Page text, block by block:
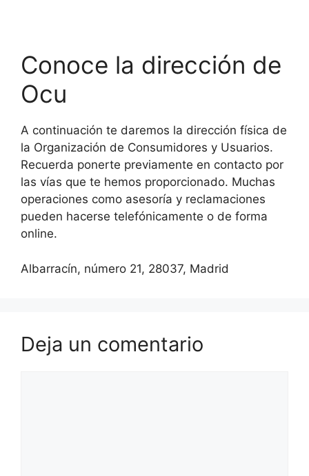
Conoce la dirección de
Ocu
A continuación te daremos la dirección física de
la Organización de Consumidores y Usuarios.
Recuerda ponerte previamente en contacto por
las vías que te hemos proporcionado. Muchas
operaciones como asesoría y reclamaciones
pueden hacerse telefónicamente o de forma
online.
Albarracín, número 21, 28037, Madrid
Deja un comentario